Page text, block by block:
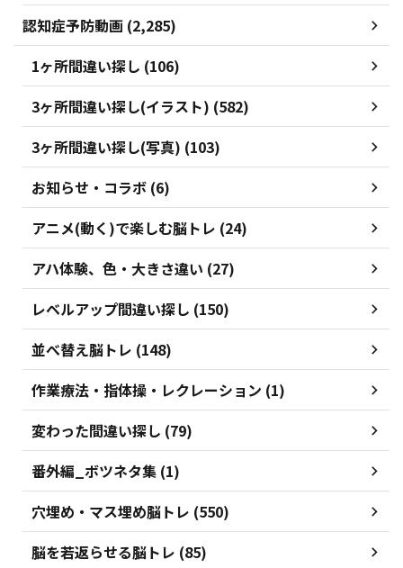
認知症予防動画 (2,285)
1ヶ所間違い探し (106)
3ヶ所間違い探し(イラスト) (582)
3ヶ所間違い探し(写真) (103)
お知らせ・コラボ (6)
アニメ(動く)で楽しむ脳トレ (24)
アハ体験、色・大きさ違い (27)
レベルアップ間違い探し (150)
並べ替え脳トレ (148)
作業療法・指体操・レクレーション (1)
変わった間違い探し (79)
番外編_ボツネタ集 (1)
穴埋め・マス埋め脳トレ (550)
脳を若返らせる脳トレ (85)